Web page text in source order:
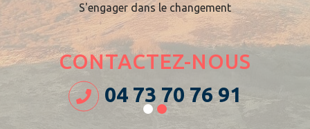
S'engager dans le changement
CONTACTEZ-NOUS
04 73 70 76 91
Précédent